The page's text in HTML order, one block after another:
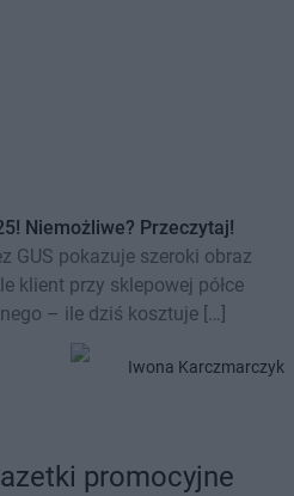
Niemożliwe? Przeczytaj!
GUS pokazuje szeroki obraz
klient przy sklepowej półce
– ile dziś kosztuje […]
Iwona Karczmarczyk
promocyjne